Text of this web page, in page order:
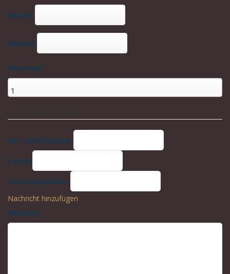
Datum
Uhrzeit
Personen
Vor- und Zuname
E-Mail
Telefonnummer
Nachricht hinzufügen
Meldung